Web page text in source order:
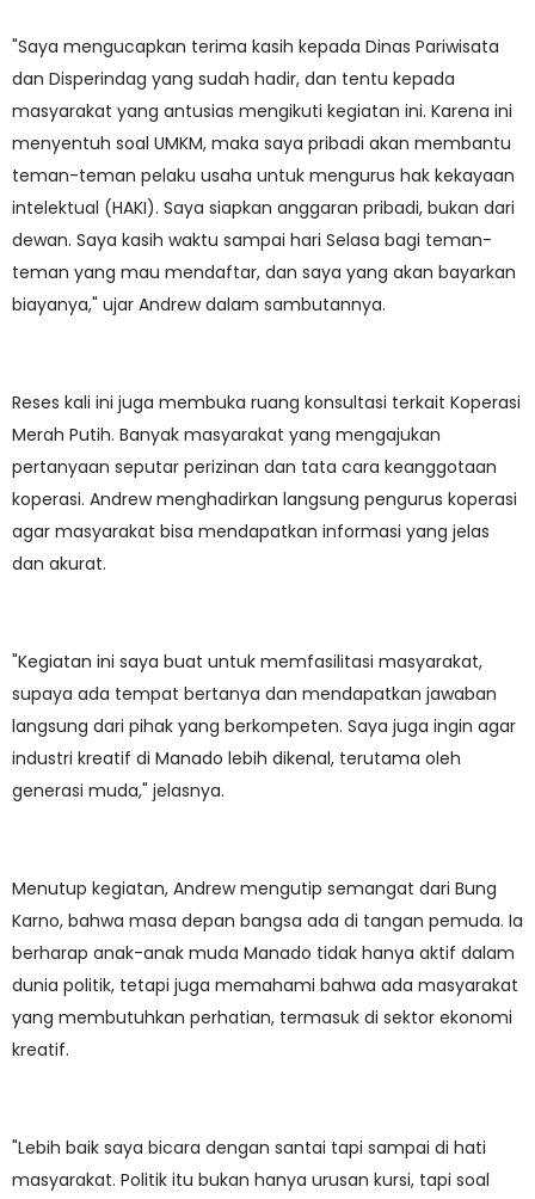
"Saya mengucapkan terima kasih kepada Dinas Pariwisata
dan Disperindag yang sudah hadir, dan tentu kepada
masyarakat yang antusias mengikuti kegiatan ini. Karena ini
menyentuh soal UMKM, maka saya pribadi akan membantu
teman-teman pelaku usaha untuk mengurus hak kekayaan
intelektual (HAKI). Saya siapkan anggaran pribadi, bukan dari
dewan. Saya kasih waktu sampai hari Selasa bagi teman-
teman yang mau mendaftar, dan saya yang akan bayarkan
biayanya," ujar Andrew dalam sambutannya.
Reses kali ini juga membuka ruang konsultasi terkait Koperasi
Merah Putih. Banyak masyarakat yang mengajukan
pertanyaan seputar perizinan dan tata cara keanggotaan
koperasi. Andrew menghadirkan langsung pengurus koperasi
agar masyarakat bisa mendapatkan informasi yang jelas
dan akurat.
"Kegiatan ini saya buat untuk memfasilitasi masyarakat,
supaya ada tempat bertanya dan mendapatkan jawaban
langsung dari pihak yang berkompeten. Saya juga ingin agar
industri kreatif di Manado lebih dikenal, terutama oleh
generasi muda," jelasnya.
Menutup kegiatan, Andrew mengutip semangat dari Bung
Karno, bahwa masa depan bangsa ada di tangan pemuda. Ia
berharap anak-anak muda Manado tidak hanya aktif dalam
dunia politik, tetapi juga memahami bahwa ada masyarakat
yang membutuhkan perhatian, termasuk di sektor ekonomi
kreatif.
"Lebih baik saya bicara dengan santai tapi sampai di hati
masyarakat. Politik itu bukan hanya urusan kursi, tapi soal